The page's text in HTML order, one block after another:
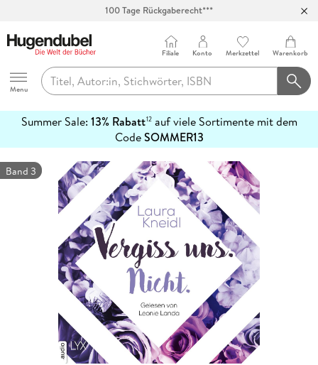
Abholung in über 100 Filialen
Hugendubel
Menu
Filiale Konto Merkzettel Warenkorb
Summer Sale: 13% Rabatt12auf viele Sortimente mit dem
CodeSOMMER13
erfahren
Band 3